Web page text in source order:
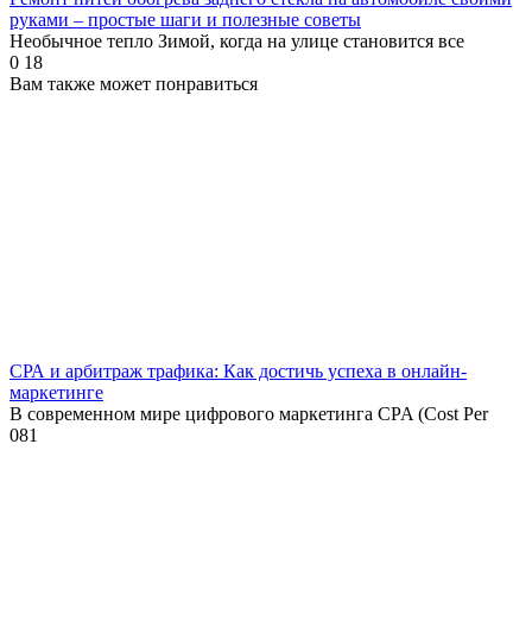
руками – простые шаги и полезные советы
Необычное тепло Зимой, когда на улице становится все
0 18
Вам также может понравиться
СРА и арбитраж трафика: Как достичь успеха в онлайн-
маркетинге
В современном мире цифрового маркетинга CPA (Cost Per
081